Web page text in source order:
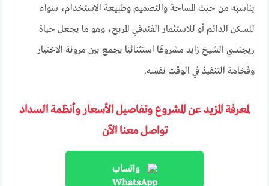
يناسبه من حيث المساحة والتصميم وطبيعة الاستخدام، سواء
للسكن الدائم أو للاستثمار الفندقي المربح، وهو ما يجعل حياة
ريجنسي الشيخ زايد مشروعًا استثنائيًا يجمع بين مرونة الاختيار
وفخامة التنفيذ في الوقت نفسه.
لمعرفة المزيد عن المشروع وتفاصيل الأسعار وأنظمة السداد
تواصل معنا الآن
واتساب